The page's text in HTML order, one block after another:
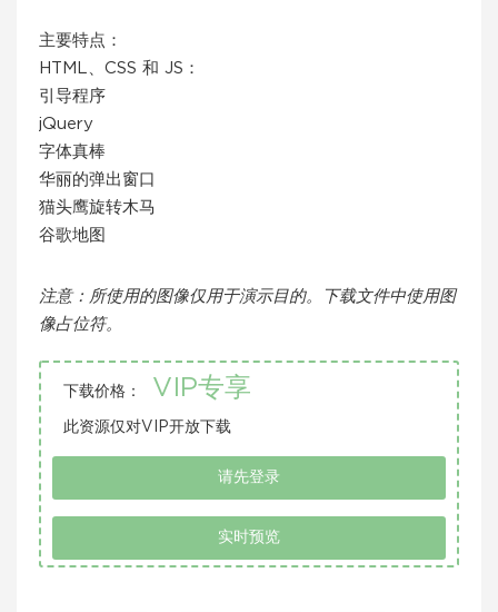
主要特点：
HTML、CSS 和 JS：
引导程序
jQuery
字体真棒
华丽的弹出窗口
猫头鹰旋转木马
谷歌地图
注意：所使用的图像仅用于演示目的。下载文件中使用图
像占位符。
下载价格： VIP专享
此资源仅对VIP开放下载
请先登录
实时预览